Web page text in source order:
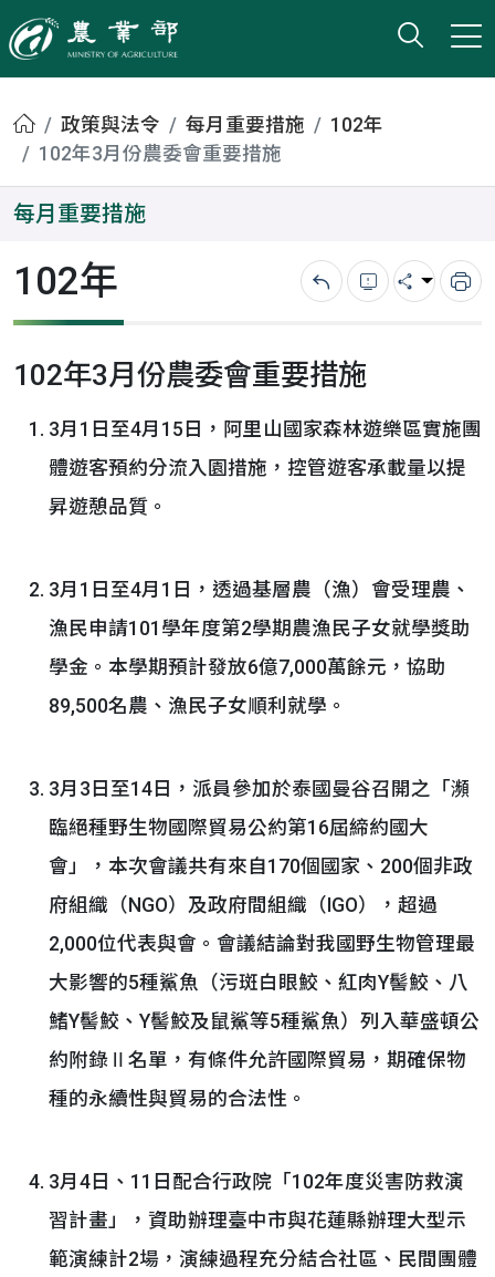
農業部
打開
小版
首頁政策與法令 每月重要措施
102年
102年3月份農委會重要措施
每月重要措施
102年 回上一頁錯誤回報
分享 列
102年3月份農委會重要措施
3月1日至4月15日，阿里山國家森林遊樂區實施團
體遊客預約分流入園措施，控管遊客承載量以提
昇遊憩品質。
3月1日至4月1日，透過基層農（漁）會受理農、
漁民申請101學年度第2學期農漁民子女就學獎助
學金。本學期預計發放6億7,000萬餘元，協助
89,500名農、漁民子女順利就學。
3月3日至14日，派員參加於泰國曼谷召開之「瀕
臨絕種野生物國際貿易公約第16屆締約國大
會」，本次會議共有來自170個國家、200個非政
府組織（NGO）及政府間組織（IGO），超過
2,000位代表與會。會議結論對我國野生物管理最
大影響的5種鯊魚（污斑白眼鮫、紅肉Y髻鮫、八
鰭Y髻鮫、Y髻鮫及鼠鯊等5種鯊魚）列入華盛頓公
約附錄Ⅱ名單，有條件允許國際貿易，期確保物
種的永續性與貿易的合法性。
3月4日、11日配合行政院「102年度災害防救演
習計畫」，資助辦理臺中市與花蓮縣辦理大型示
範演練計2場，演練過程充分結合社區、民間團體